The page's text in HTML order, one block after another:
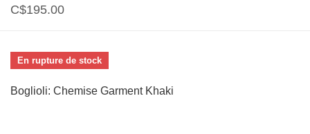
C$195.00
En rupture de stock
Boglioli: Chemise Garment Khaki